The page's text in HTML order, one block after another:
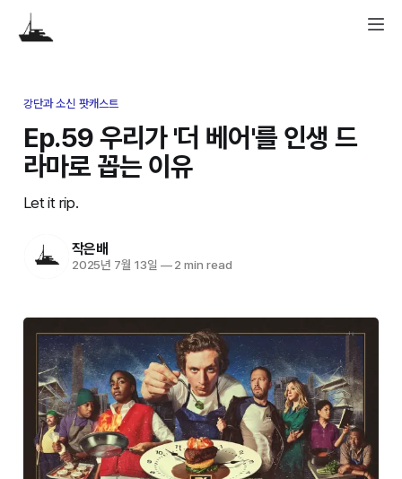
강단과 소신 팟캐스트
Ep.59 우리가 '더 베어'를 인생 드
라마로 꼽는 이유
Let it rip.
작은배
2025년 7월 13일 —2 min read